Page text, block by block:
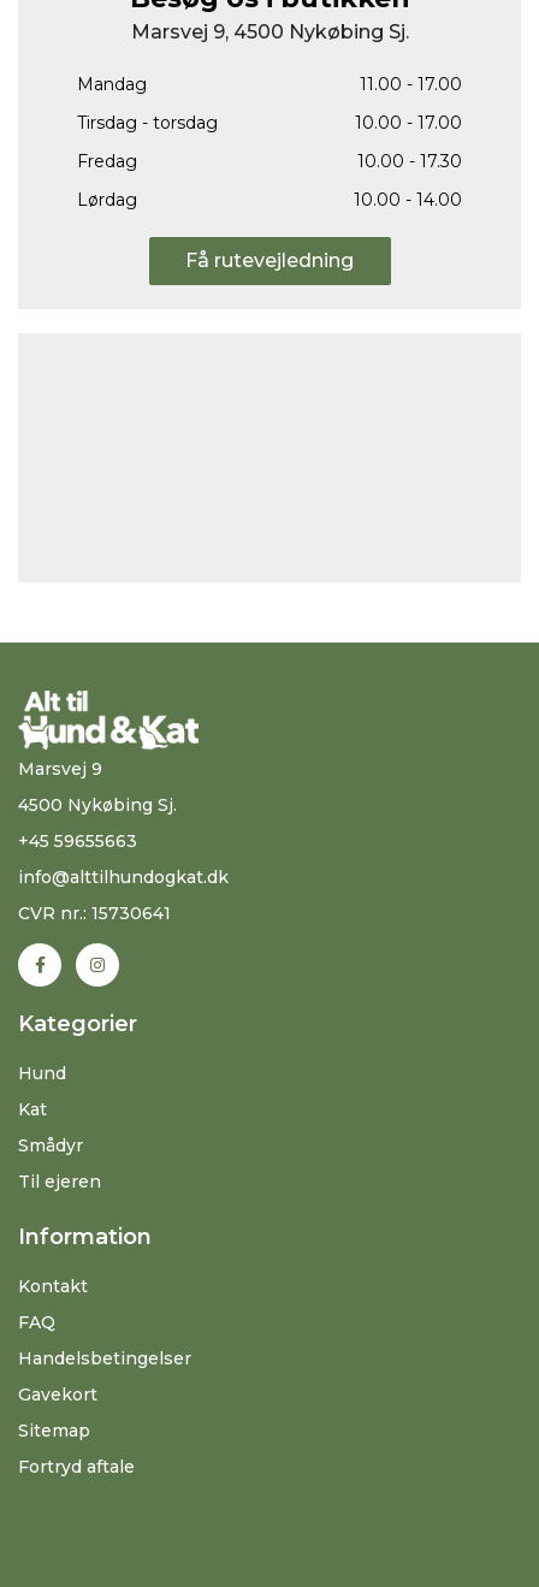
Marsvej 9, 4500 Nykøbing Sj.
Mandag
11.00 - 17.00
Tirsdag - torsdag
10.00 - 17.00
Fredag
10.00 - 17.30
Lørdag
10.00 - 14.00
Få rutevejledning
Marsvej 9
4500 Nykøbing Sj.
+45 59655663
info@alttilhundogkat.dk
CVR nr.: 15730641
Kategorier
Hund
Kat
Smådyr
Til ejeren
Information
Kontakt
FAQ
Handelsbetingelser
Gavekort
Sitemap
Fortryd aftale